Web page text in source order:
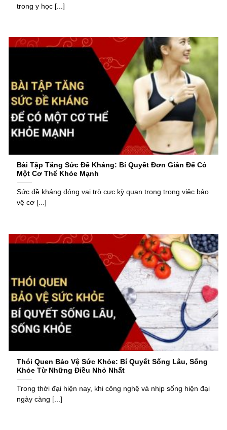
trong y học [...]
Bài Tập Tăng Sức Đề Kháng: Bí Quyết Đơn Giản Để Có
Một Cơ Thể Khỏe Mạnh
Sức đề kháng đóng vai trò cực kỳ quan trọng trong việc bảo
vệ cơ [...]
Thói Quen Bảo Vệ Sức Khỏe: Bí Quyết Sống Lâu, Sống
Khỏe Từ Những Điều Nhỏ Nhất
Trong thời đại hiện nay, khi công nghệ và nhịp sống hiện đại
ngày càng [...]